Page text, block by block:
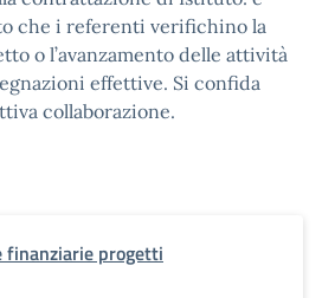
che i referenti verifichino la
o l’avanzamento delle attività
effettive. Si confida
collaborazione.
finanziarie progetti